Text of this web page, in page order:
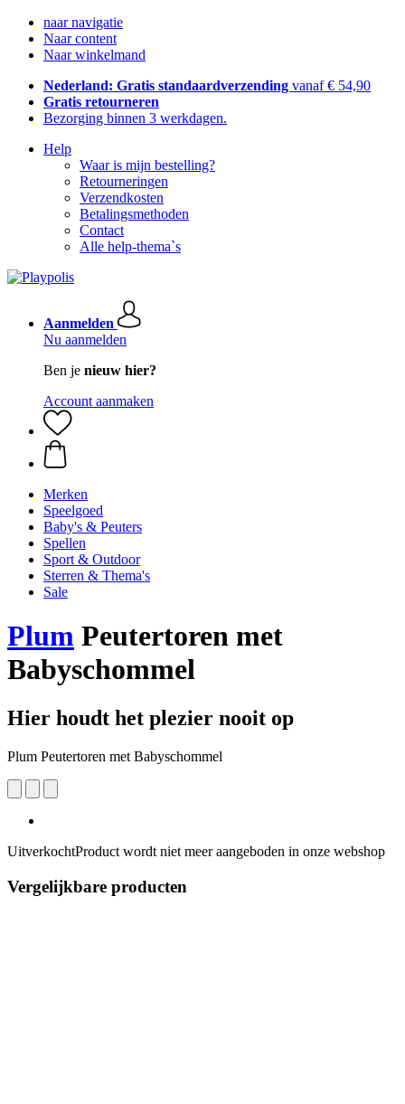
naar navigatie
Naar content
Naar winkelmand
Nederland: Gratis standaardverzending vanaf € 54,90
Gratis retourneren
Bezorging binnen 3 werkdagen.
Help
Waar is mijn bestelling?
Retourneringen
Verzendkosten
Betalingsmethoden
Contact
Alle help-thema`s
Aanmelden
Nu aanmelden
Ben je nieuw hier?
Account aanmaken
Merken
Speelgoed
Baby's & Peuters
Spellen
Sport & Outdoor
Sterren & Thema's
Sale
Plum Peutertoren met
Babyschommel
Hier houdt het plezier nooit op
Plum Peutertoren met Babyschommel
UitverkochtProduct wordt niet meer aangeboden in onze webshop
Vergelijkbare producten